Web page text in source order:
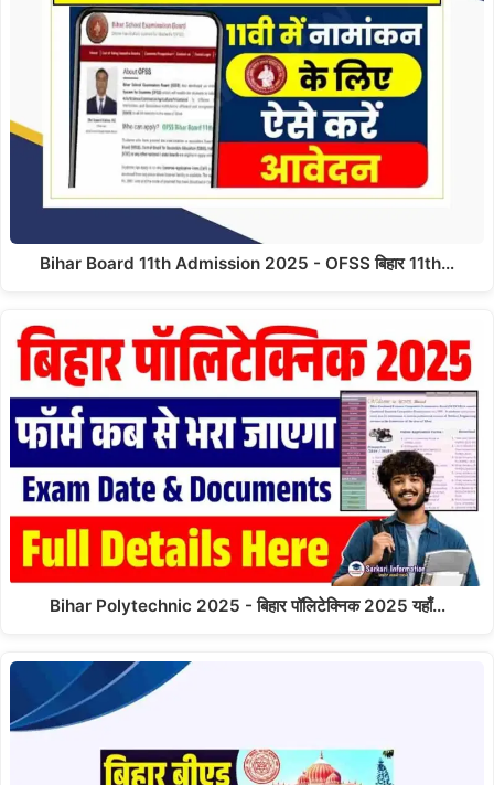
Bihar Board 11th Admission 2025 - OFSS बिहार 11th…
Bihar Polytechnic 2025 - बिहार पॉलिटेक्निक 2025 यहाँ…